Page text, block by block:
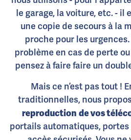
le garage, la voiture, etc. - il
une copie de secours à la
proche pour les
problème en cas de perte
pensez à faire faire un
Mais ce n’est pas tout !
traditionnelles, nous
reproduction de vos
portails automatiques, portes